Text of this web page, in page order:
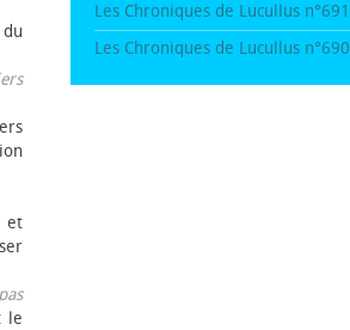
et
le
Les Chroniques de Lucullus n°691
Les Chroniques de Lucullus n°690